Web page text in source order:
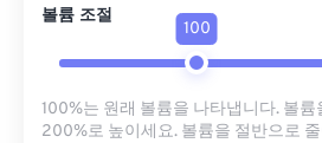
볼륨 조절
100
100%는 원래 볼륨을 나타냅니다. 볼륨
200%로 높이세요. 볼륨을 절반으로